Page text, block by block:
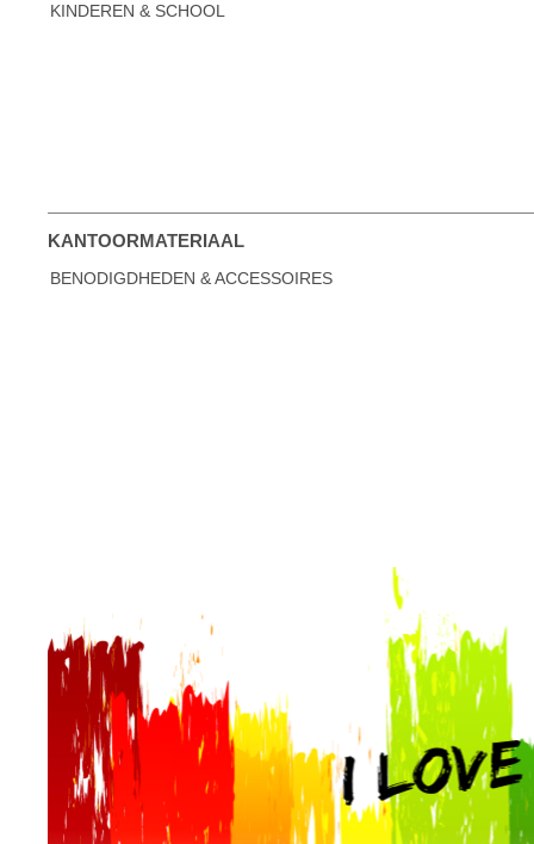
KINDEREN & SCHOOL
KANTOORMATERIAAL
BENODIGDHEDEN & ACCESSOIRES